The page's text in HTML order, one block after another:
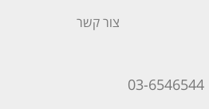
צור קשר
03-6546544